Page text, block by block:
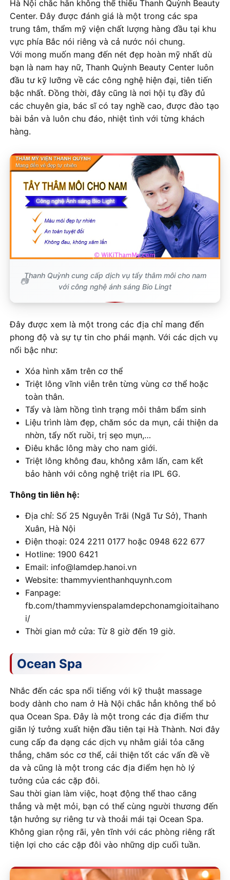
Hà Nội chắc hẳn không thể thiếu Thanh Quỳnh Beauty
Center. Đây được đánh giá là một trong các spa
trung tâm, thẩm mỹ viện chất lượng hàng đầu tại khu
vực phía Bắc nói riêng và cả nước nói chung.
Với mong muốn mang đến nét đẹp hoàn mỹ nhất dù
bạn là nam hay nữ, Thanh Quỳnh Beauty Center luôn
đầu tư kỹ lưỡng về các công nghệ hiện đại, tiên tiến
bậc nhất. Đồng thời, đây cũng là nơi hội tụ đầy đủ
các chuyên gia, bác sĩ có tay nghề cao, được đào tạo
bài bản và luôn chu đáo, nhiệt tình với từng khách
hàng.
Thanh Quỳnh cung cấp dịch vụ tẩy thâm môi cho nam
với công nghệ ánh sáng Bio Lingt
Đây được xem là một trong các địa chỉ mang đến
phong độ và sự tự tin cho phái mạnh. Với các dịch vụ
nổi bậc như:
Xóa hình xăm trên cơ thể
Triệt lông vĩnh viễn trên từng vùng cơ thể hoặc
toàn thân.
Tẩy và làm hồng tình trạng môi thâm bẩm sinh
Liệu trình làm đẹp, chăm sóc da mụn, cải thiện da
nhờn, tẩy nốt ruồi, trị sẹo mụn,…
Điêu khắc lông mày cho nam giới.
Triệt lông không đau, không xâm lấn, cam kết
bảo hành với công nghệ triệt ria IPL 6G.
Thông tin liên hệ:
Địa chỉ: Số 25 Nguyễn Trãi (Ngã Tư Sở), Thanh
Xuân, Hà Nội
Điện thoại: 024 2211 0177 hoặc 0948 622 677
Hotline: 1900 6421
Email: info@lamdep.hanoi.vn
Website: thammyvienthanhquynh.com
Fanpage:
fb.com/thammyvienspalamdepchonamgioitaihano
i/
Thời gian mở cửa: Từ 8 giờ đến 19 giờ.
Ocean Spa
Nhắc đến các spa nổi tiếng với kỹ thuật massage
body dành cho nam ở Hà Nội chắc hẳn không thể bỏ
qua Ocean Spa. Đây là một trong các địa điểm thư
giãn lý tưởng xuất hiện đầu tiên tại Hà Thành. Nơi đây
cung cấp đa dạng các dịch vụ nhằm giải tỏa căng
thẳng, chăm sóc cơ thể, cải thiện tốt các vấn đề về
da và cũng là một trong các địa điểm hẹn hò lý
tưởng của các cặp đôi.
Sau thời gian làm việc, hoạt động thể thao căng
thẳng và mệt mỏi, bạn có thể cùng người thương đến
tận hưởng sự riêng tư và thoải mái tại Ocean Spa.
Không gian rộng rãi, yên tĩnh với các phòng riêng rất
tiện lợi cho các cặp đôi vào những dịp cuối tuần.